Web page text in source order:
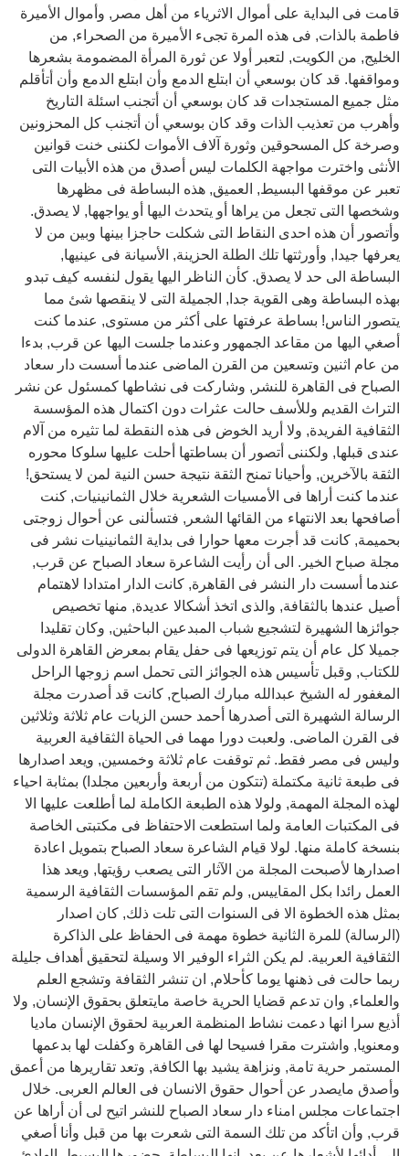
قامت فى البداية على أموال الاثرياء من أهل مصر, وأموال الأميرة
فاطمة بالذات, فى هذه المرة تجىء الأميرة من الصحراء, من
الخليج, من الكويت, لتعبر أولا عن ثورة المرأة المضمومة بشعرها
ومواقفها. قد كان بوسعي أن ابتلع الدمع وأن ابتلع الدمع وأن أتأقلم
مثل جميع المستجدات قد كان بوسعي أن أتجنب اسئلة التاريخ
وأهرب من تعذيب الذات وقد كان بوسعي أن أتجنب كل المحزونين
وصرخة كل المسحوقين وثورة آلاف الأموات لكننى خنت قوانين
الأنثى واخترت مواجهة الكلمات ليس أصدق من هذه الأبيات التى
تعبر عن موقفها البسيط, العميق, هذه البساطة فى مظهرها
وشخصها التى تجعل من يراها أو يتحدث اليها أو يواجهها, لا يصدق.
وأتصور أن هذه احدى النقاط التى شكلت حاجزا بينها وبين من لا
يعرفها جيدا, وأورثتها تلك الطلة الحزينة, الأسيانة فى عينيها,
البساطة الى حد لا يصدق. كأن الناظر اليها يقول لنفسه كيف تبدو
بهذه البساطة وهى القوية جدا, الجميلة التى لا ينقصها شئ مما
يتصور الناس! بساطة عرفتها على أكثر من مستوى, عندما كنت
أصغي اليها من مقاعد الجمهور وعندما جلست اليها عن قرب, بدءا
من عام اثنين وتسعين من القرن الماضى عندما أسست دار سعاد
الصباح فى القاهرة للنشر, وشاركت فى نشاطها كمسئول عن نشر
التراث القديم وللأسف حالت عثرات دون اكتمال هذه المؤسسة
الثقافية الفريدة, ولا أريد الخوض فى هذه النقطة لما تثيره من آلام
عندى قبلها, ولكننى أتصور أن بساطتها أحلت عليها سلوكا محوره
الثقة بالآخرين, وأحيانا تمنح الثقة نتيجة حسن النية لمن لا يستحق!
عندما كنت أراها فى الأمسيات الشعرية خلال الثمانينيات, كنت
أصافحها بعد الانتهاء من القائها الشعر, فتسألنى عن أحوال زوجتى
بحميمة, كانت قد أجرت معها حوارا فى بداية الثمانينيات نشر فى
مجلة صباح الخير. الى أن رأيت الشاعرة سعاد الصباح عن قرب,
عندما أسست دار النشر فى القاهرة, كانت الدار امتدادا لاهتمام
أصيل عندها بالثقافة, والذى اتخذ أشكالا عديدة, منها تخصيص
جوائزها الشهيرة لتشجيع شباب المبدعين الباحثين, وكان تقليدا
جميلا كل عام أن يتم توزيعها فى حفل يقام بمعرض القاهرة الدولى
للكتاب, وقبل تأسيس هذه الجوائز التى تحمل اسم زوجها الراحل
المغفور له الشيخ عبدالله مبارك الصباح, كانت قد أصدرت مجلة
الرسالة الشهيرة التى أصدرها أحمد حسن الزيات عام ثلاثة وثلاثين
فى القرن الماضى. ولعبت دورا مهما فى الحياة الثقافية العربية
وليس فى مصر فقط. ثم توقفت عام ثلاثة وخمسين, ويعد اصدارها
فى طبعة ثانية مكتملة (تتكون من أربعة وأربعين مجلدا) بمثابة احياء
لهذه المجلة المهمة, ولولا هذه الطبعة الكاملة لما أطلعت عليها الا
فى المكتبات العامة ولما استطعت الاحتفاظ فى مكتبتى الخاصة
بنسخة كاملة منها. لولا قيام الشاعرة سعاد الصباح بتمويل اعادة
اصدارها لأصبحت المجلة من الآثار التى يصعب رؤيتها, ويعد هذا
العمل رائدا بكل المقاييس, ولم تقم المؤسسات الثقافية الرسمية
بمثل هذه الخطوة الا فى السنوات التى تلت ذلك, كان اصدار
(الرسالة) للمرة الثانية خطوة مهمة فى الحفاظ على الذاكرة
الثقافية العربية. لم يكن الثراء الوفير الا وسيلة لتحقيق أهداف جليلة
ربما حالت فى ذهنها يوما كأحلام, ان تنشر الثقافة وتشجع العلم
والعلماء, وان تدعم قضايا الحرية خاصة مايتعلق بحقوق الإنسان, ولا
أذيع سرا انها دعمت نشاط المنظمة العربية لحقوق الإنسان ماديا
ومعنويا, واشترت مقرا فسيحا لها فى القاهرة وكفلت لها بدعمها
المستمر حرية تامة, ونزاهة يشيد بها الكافة, وتعد تقاريرها من أعمق
وأصدق مايصدر عن أحوال حقوق الانسان فى العالم العربى. خلال
اجتماعات مجلس امناء دار سعاد الصباح للنشر اتيح لى أن أراها عن
قرب, وأن اتأكد من تلك السمة التى شعرت بها من قبل وأنا أصغي